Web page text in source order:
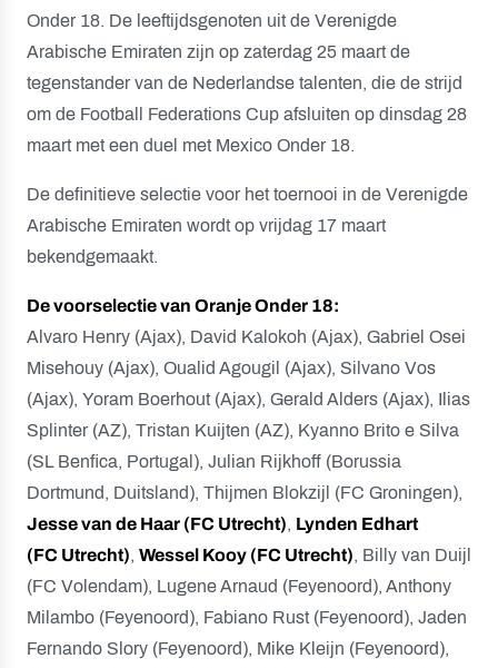
Onder 18. De leeftijdsgenoten uit de Verenigde
Arabische Emiraten zijn op zaterdag 25 maart de
tegenstander van de Nederlandse talenten, die de strijd
om de Football Federations Cup afsluiten op dinsdag 28
maart met een duel met Mexico Onder 18.
De definitieve selectie voor het toernooi in de Verenigde
Arabische Emiraten wordt op vrijdag 17 maart
bekendgemaakt.
De voorselectie van Oranje Onder 18:
Alvaro Henry (Ajax), David Kalokoh (Ajax), Gabriel Osei
Misehouy (Ajax), Oualid Agougil (Ajax), Silvano Vos
(Ajax), Yoram Boerhout (Ajax), Gerald Alders (Ajax), Ilias
Splinter (AZ), Tristan Kuijten (AZ), Kyanno Brito e Silva
(SL Benfica, Portugal), Julian Rijkhoff (Borussia
Dortmund, Duitsland), Thijmen Blokzijl (FC Groningen),
Jesse van de Haar (FC Utrecht), Lynden Edhart
(FC Utrecht), Wessel Kooy (FC Utrecht), Billy van Duijl
(FC Volendam), Lugene Arnaud (Feyenoord), Anthony
Milambo (Feyenoord), Fabiano Rust (Feyenoord), Jaden
Fernando Slory (Feyenoord), Mike Kleijn (Feyenoord),